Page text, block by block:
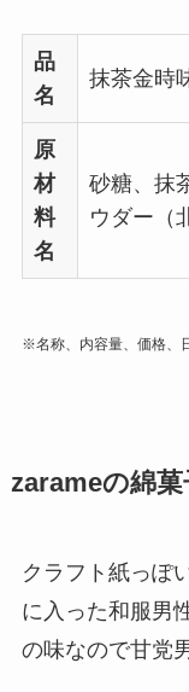
品
名
抹茶金時
原
材
料
名
砂糖、抹
ウダー（
※名称、内容量、価格、
zarameの綿菓
クラフト紙っぽ
に入った和服男
の味なので甘党